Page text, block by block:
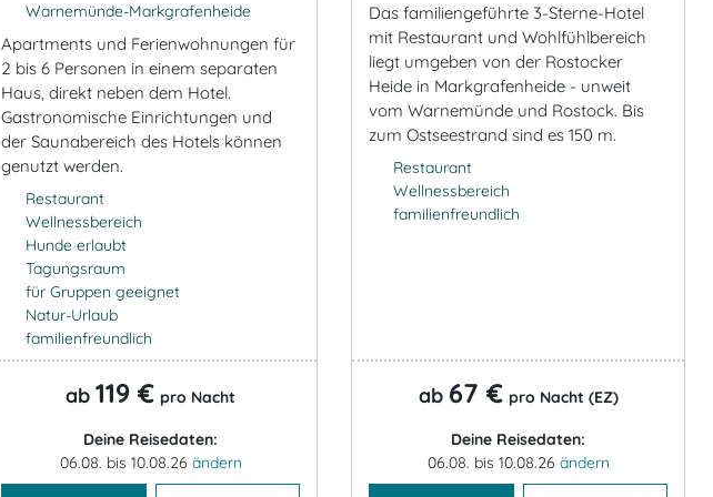
Warnemünde-Markgrafenheide
Apartments und Ferienwohnungen für
2 bis 6 Personen in einem separaten
Haus, direkt neben dem Hotel.
Gastronomische Einrichtungen und
der Saunabereich des Hotels können
genutzt werden.
Restaurant
Wellnessbereich
Hunde erlaubt
Tagungsraum
für Gruppen geeignet
Natur-Urlaub
familienfreundlich
ab 119 € pro Nacht
Deine Reisedaten:
06.08. bis 10.08.26 ändern
Das familiengeführte 3-Sterne-Hotel
mit Restaurant und Wohlfühlbereich
liegt umgeben von der Rostocker
Heide in Markgrafenheide - unweit
vom Warnemünde und Rostock. Bis
zum Ostseestrand sind es 150 m.
Restaurant
Wellnessbereich
familienfreundlich
ab 67 € pro Nacht (EZ)
Deine Reisedaten:
06.08. bis 10.08.26 ändern